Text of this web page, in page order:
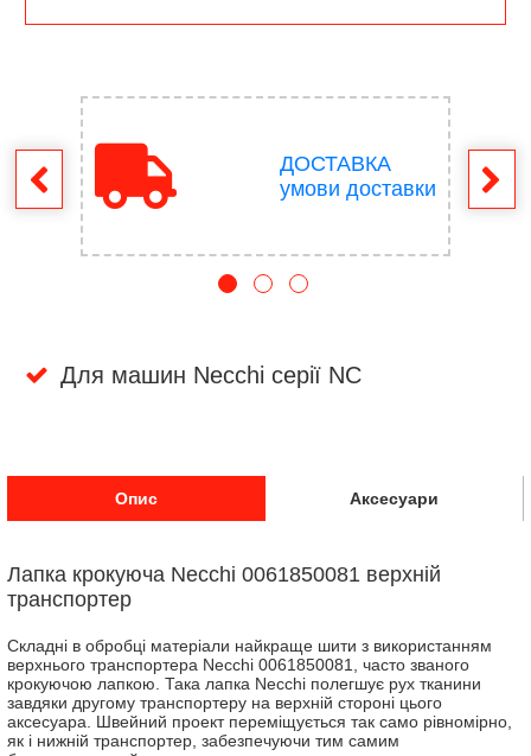
ДОСТАВКА
умови доставки
Для машин Necchi серії NC
Опис Аксесуари
Лапка крокуюча Necchi 0061850081 верхній
транспортер
Складні в обробці матеріали найкраще шити з використанням
верхнього транспортера Necchi 0061850081, часто званого
крокуючою лапкою. Така лапка Necchi полегшує рух тканини
завдяки другому транспортеру на верхній стороні цього
аксесуара. Швейний проект переміщується так само рівномірно,
як і нижній транспортер, забезпечуючи тим самим